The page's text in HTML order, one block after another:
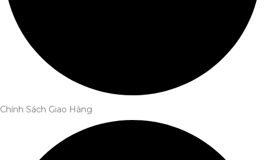
Chính Sách Giao Hàng